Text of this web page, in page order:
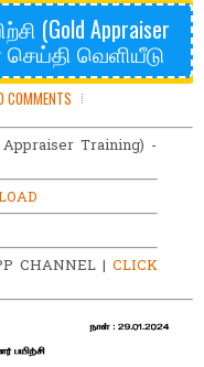
(Gold Appraiser
செய்தி வெளியீடு
COMMENTS
Appraiser Training) -
CHANNEL | CLICK